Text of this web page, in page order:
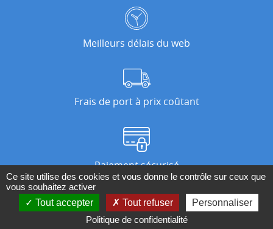
Meilleurs délais du web
Frais de port à prix coûtant
Paiement sécurisé
Nos magasins
Ce site utilise des cookies et vous donne le contrôle sur ceux que
vous souhaitez activer
Tout accepter
Tout refuser
Personnaliser
Politique de confidentialité